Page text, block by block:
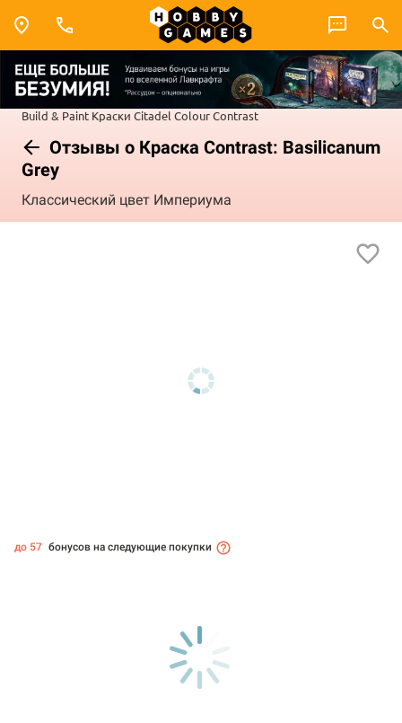
Build & Paint Краски Citadel ColourContrast
Отзывы о Краска Contrast: Basilicanum
Grey
Классический цвет Империума
до 57 бонусов на следующие покупки